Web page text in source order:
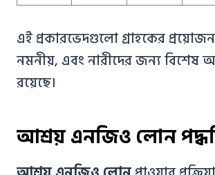
এই প্রকারভেদগুলো গ্রাহকের
নমনীয়, এবং নারীদের জন্য বিশেষ
রয়েছে।
আশ্রয় এনজিও লোন